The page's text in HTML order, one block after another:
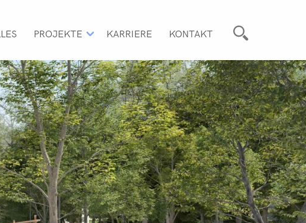
PROJEKTE KARRIERE KONTAKT